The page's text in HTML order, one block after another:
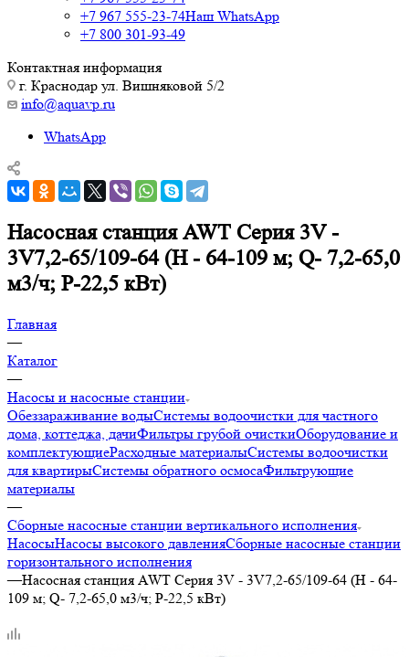
+7 967 555-23-74Наш WhatsApp
+7 800 301-93-49
Контактная информация
г. Краснодар ул. Вишняковой 5/2
info@aquavp.ru
WhatsApp
Насосная станция AWT Серия 3V -
3V7,2-65/109-64 (Н - 64-109 м; Q- 7,2-65,0
м3/ч; Р-22,5 кВт)
Главная
—
Каталог
—
Насосы и насосные станции
Обеззараживание водыСистемы водоочистки для частного
дома, коттеджа, дачиФильтры грубой очисткиОборудование и
комплектующиеРасходные материалыСистемы водоочистки
для квартирыСистемы обратного осмосаФильтрующие
материалы
—
Сборные насосные станции вертикального исполнения
НасосыНасосы высокого давленияСборные насосные станции
горизонтального исполнения
—Насосная станция AWT Серия 3V - 3V7,2-65/109-64 (Н - 64-
109 м; Q- 7,2-65,0 м3/ч; Р-22,5 кВт)